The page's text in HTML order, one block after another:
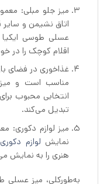
میز جلو مبلی:
اتاق نشیمن و
اقلام کوچک را در
غذاخوری در فضای
انتخابی محبوب
تبدیل می‌کند.
میز لوازم دکوری:
نمایش لوازم دکوری
هنری را به نمایش